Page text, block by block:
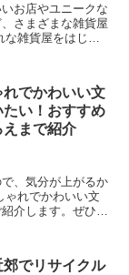
お店やユニークな
さまざまな雑貨屋
れでかわいい文
い！おすすめ
まで紹介
、気分が上がるか
介します。ぜひ参
郊でリサイクル